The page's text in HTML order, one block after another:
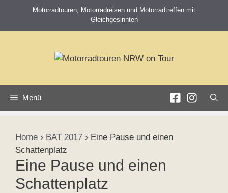
springen
Motorradtouren, Motorradreisen und Motorradtreffen mit
Gleichgesinnten
Menü
Home › BAT 2017 › Eine Pause und einen
Schattenplatz
Eine Pause und einen
Schattenplatz